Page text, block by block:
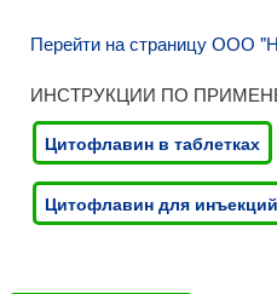
Перейти на страницу
ИНСТРУКЦИИ ПО
Цитофлавин в таблетках
Цитофлавин для инъекций